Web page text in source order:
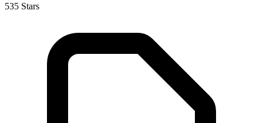
535 Stars